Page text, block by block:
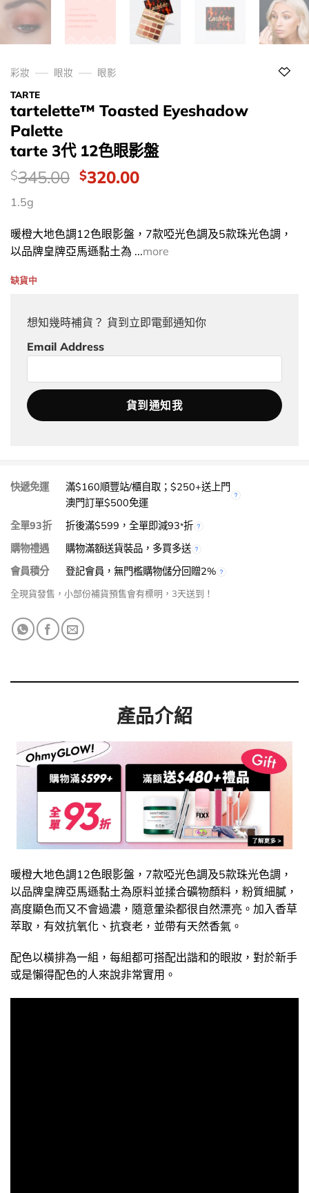
彩妝 眼妝
眼影
TARTE
tartelette™ Toasted Eyeshadow
Palette
tarte 3代 12色眼影盤
價
錢：
$345.00 Original
$345.00.
$320.00Current
$320.00.
1.5g
暖橙大地色調12色眼影盤，7款啞光色調及5款珠光色調，
以品牌皇牌亞馬遜黏土為 ...more
缺貨中
想知幾時補貨？ 貨到立即電郵通知你
Email Address
快遞免運
滿$160順豐站/櫃自取；$250+送上門
澳門訂單$500免運
全單93折
折後滿$599，全單即減93*折
購物禮遇
購物滿額送貨裝品，多買多送
會員積分
登記會員，無門檻購物儲分回贈2%
全現貨發售，小部份補貨預售會有標明，3天送到！
產品介紹
暖橙大地色調12色眼影盤，7款啞光色調及5款珠光色調，
以品牌皇牌亞馬遜黏土為原料並揉合礦物顏料，粉質細膩，
高度顯色而又不會過濃，隨意暈染都很自然漂亮。加入香草
萃取，有效抗氧化、抗衰老，並帶有天然香氣。
配色以橫排為一組，每組都可搭配出諧和的眼妝，對於新手
或是懶得配色的人來說非常實用。